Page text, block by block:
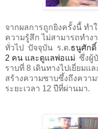
จากผลการถูกยิงครั้งนี้ ทำ
ความรู้สึก ไม่สามารถทำง
ทั่วไป ปัจจุบัน ร.ต.ธนูศักดิ์
2 คน และดูแลพ่อแม่ ซึ่งผู้
ราบที่ 8 เดินทางไปเยี่ยมแ
สร้างความซาบซึ้งถึงควา
ระยะเวลา 12 ปีที่ผ่านมา.